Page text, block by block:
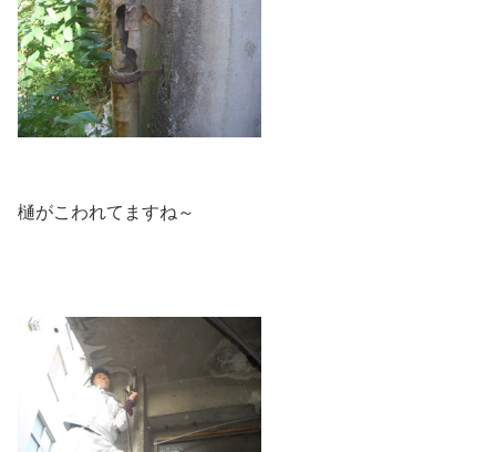
樋がこわれてますね～